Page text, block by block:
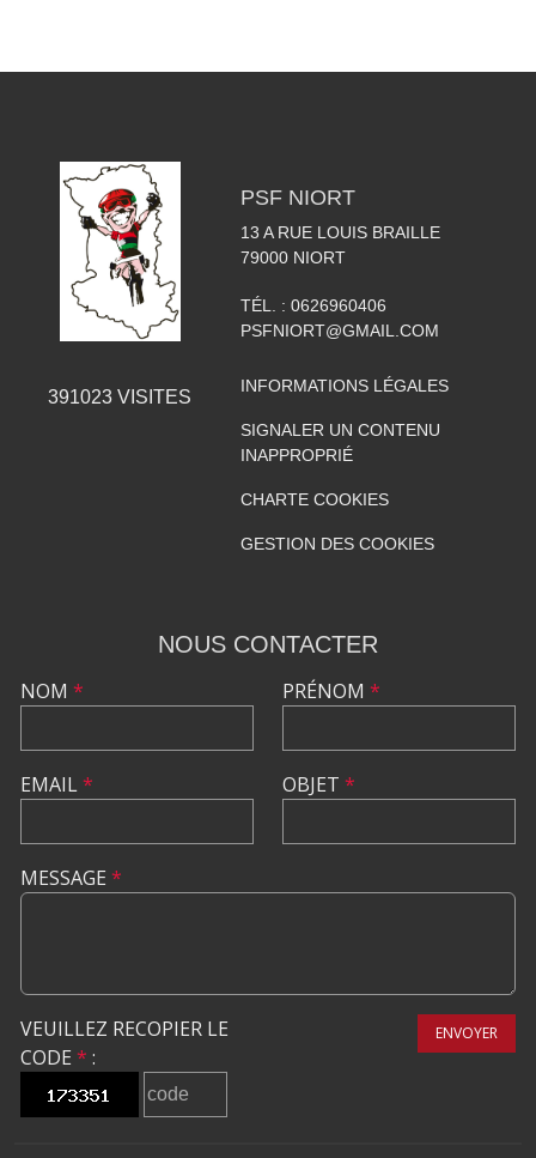
391023 VISITES
PSF NIORT
13 A RUE LOUIS BRAILLE
79000 NIORT
TÉL. : 0626960406
PSFNIORT@GMAIL.COM
INFORMATIONS LÉGALES
SIGNALER UN CONTENU
INAPPROPRIÉ
CHARTE COOKIES
GESTION DES COOKIES
NOUS CONTACTER
NOM *
EMAIL*
PRÉNOM *
OBJET *
MESSAGE *
VEUILLEZ RECOPIER LE
CODE * :
ENVOYER